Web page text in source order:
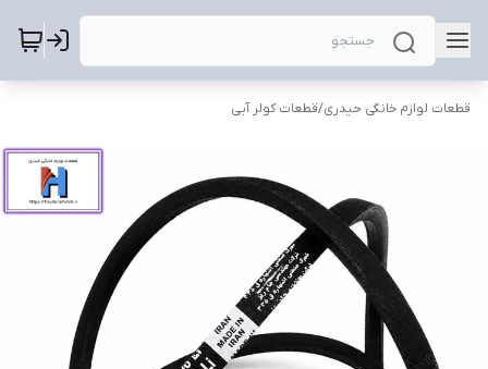
قطعات لوازم خانگی حیدری/قطعات کولر آبی